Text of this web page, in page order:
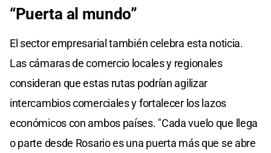
“Puerta al mundo”
El sector empresarial también celebra esta noticia.
Las cámaras de comercio locales y regionales
consideran que estas rutas podrían agilizar
intercambios comerciales y fortalecer los lazos
económicos con ambos países. "Cada vuelo que llega
o parte desde Rosario es una puerta más que se abre